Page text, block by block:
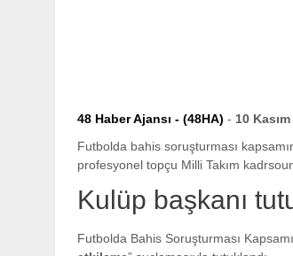
48 Haber Ajansı - (48HA) - 10
Futbolda bahis soruşturması
profesyonel topçu Milli Takım
Kulüp başkanı
Futbolda Bahis Soruşturması